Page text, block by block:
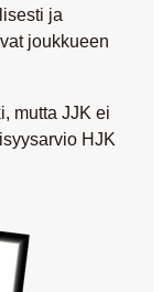
ja
joukkueen
mutta JJK ei
HJK